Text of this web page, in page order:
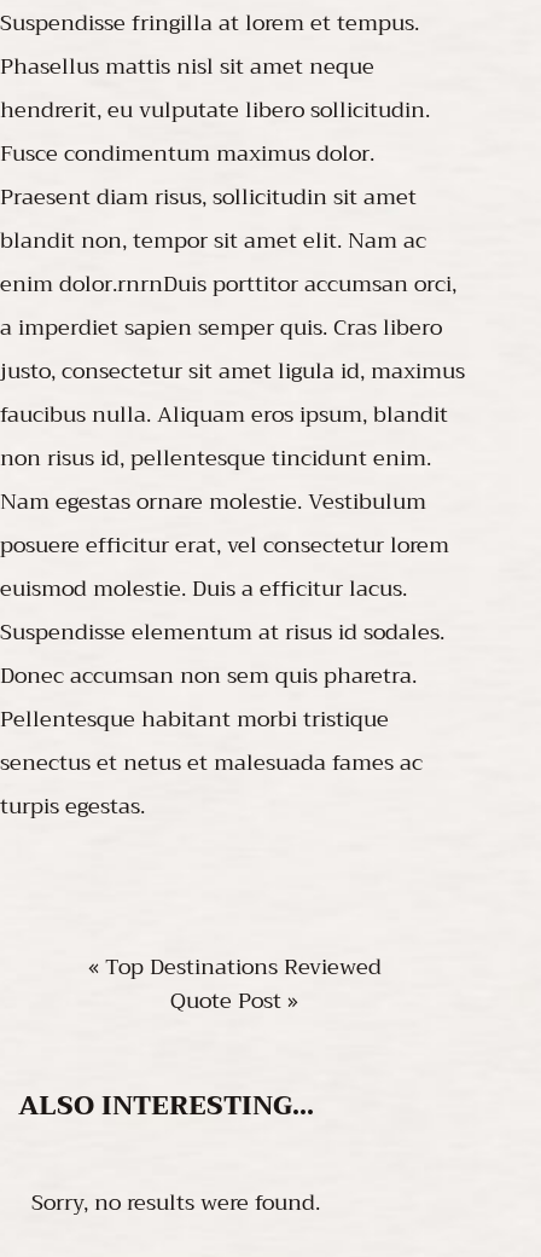
Suspendisse fringilla at lorem et tempus.
Phasellus mattis nisl sit amet neque
hendrerit, eu vulputate libero sollicitudin.
Fusce condimentum maximus dolor.
Praesent diam risus, sollicitudin sit amet
blandit non, tempor sit amet elit. Nam ac
enim dolor.rnrnDuis porttitor accumsan orci,
a imperdiet sapien semper quis. Cras libero
justo, consectetur sit amet ligula id, maximus
faucibus nulla. Aliquam eros ipsum, blandit
non risus id, pellentesque tincidunt enim.
Nam egestas ornare molestie. Vestibulum
posuere efficitur erat, vel consectetur lorem
euismod molestie. Duis a efficitur lacus.
Suspendisse elementum at risus id sodales.
Donec accumsan non sem quis pharetra.
Pellentesque habitant morbi tristique
senectus et netus et malesuada fames ac
turpis egestas.
« Top Destinations Reviewed
Quote Post »
ALSOINTERESTING...
Sorry, no results were found.